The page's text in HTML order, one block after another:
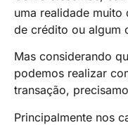
uma realidade muito
de crédito ou algum
Mas considerando
podemos realizar
transação,
Principalmente nos